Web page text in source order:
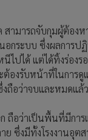
ามารถจับกุมผู้ต้อง
กระบบ ซึ่งผลการป
ปได้ แต่ได้ทิ้งร่องร
ต้องรับหน้าที่ในกา
งถือว่าจบและหมดแล้ว
ถือว่าเป็นพื้นที่มีการ
ซึ่งมีทั้งโรงงานอุตส